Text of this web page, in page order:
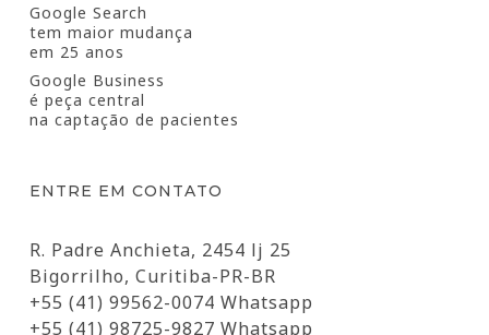
Google Search
tem maior mudança
em 25 anos
Google Business
é peça central
na captação de pacientes
ENTRE EM CONTATO
R. Padre Anchieta, 2454 lj 25
Bigorrilho, Curitiba-PR-BR
+55 (41) 99562-0074 Whatsapp
+55 (41) 98725-9827 Whatsapp